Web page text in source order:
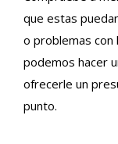
que estas
o problemas con
podemos hacer
ofrecerle un
punto.